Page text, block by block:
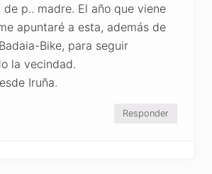
de p.. madre. El año que viene
apuntaré a esta, además de
Bike, para seguir
la vecindad.
Iruña.
Responder